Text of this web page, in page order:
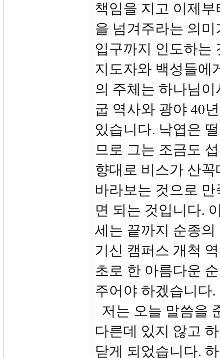
책임을 지고 이제
을 넘겨주라는 의
입구까지 인도하는
지도자와 백성들에
의 주체는 하나님
굽 역사와 광야 40
있습니다. 낙엽은
므로 그는 조금도
향대로 비스가 산
바라보는 것으로
면 되는 것입니다.
세는 끝까지 순종
기신 캠퍼스 개척
초로 한 아름다운
주어야 하겠습니다.
저는 오늘 말씀을
다른데 있지 않고
닫게 되었습니다.